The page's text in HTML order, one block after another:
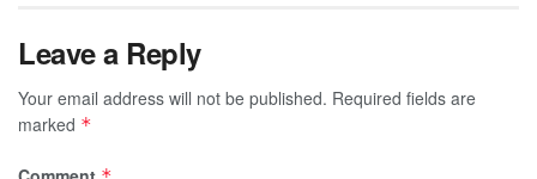
Leave a Reply
Your email address will not be published. Required fields are
marked *